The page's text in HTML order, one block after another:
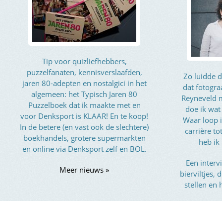
Tip voor quizliefhebbers,
puzzelfanaten, kennisverslaafden,
jaren 80-adepten en nostalgici in het
algemeen: het Typisch Jaren 80
Puzzelboek dat ik maakte met en
voor Denksport is KLAAR! En te koop!
In de betere (en vast ook de slechtere)
boekhandels, grotere supermarkten
en online via Denksport zelf en BOL.
Meer nieuws »
Zo luidde
dat
Reyneveld
doe ik wat
Waar loop
carrière
heb ik
Een
bierviltjes,
stellen en